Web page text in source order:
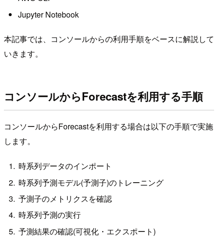
Jupyter Notebook
本記事では、コンソールからの利用手順をベースに解説して
いきます。
コンソールからForecastを利用する手順
コンソールからForecastを利用する場合は以下の手順で実施
します。
時系列データのインポート
時系列予測モデル(予測子)のトレーニング
予測子のメトリクスを確認
時系列予測の実行
予測結果の確認(可視化・エクスポート)